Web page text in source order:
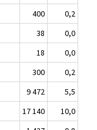
400
0,2
38
0,0
18
0,0
300
0,2
9 472
5,5
17 140
10,0